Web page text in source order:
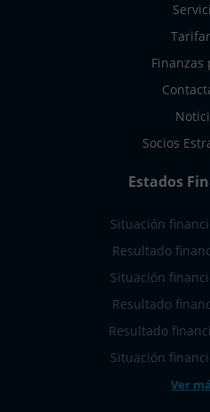
Finanzas
Socios
Estados
Situación
Resultado
Situación
Resultado
Resultado
Situación
Ver